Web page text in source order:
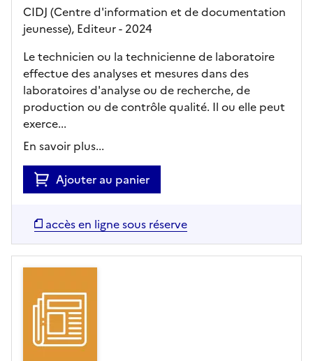
CIDJ (Centre d'information et de documentation
jeunesse), Editeur- 2024
Le technicien ou la technicienne de laboratoire
effectue des analyses et mesures dans des
laboratoires d'analyse ou de recherche, de
production ou de contrôle qualité. Il ou elle peut
exerce...
En savoir plus...
Ajouter au panier
accès en ligne sous réserve